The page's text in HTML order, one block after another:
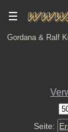
Gordana & Ralf
Seite: